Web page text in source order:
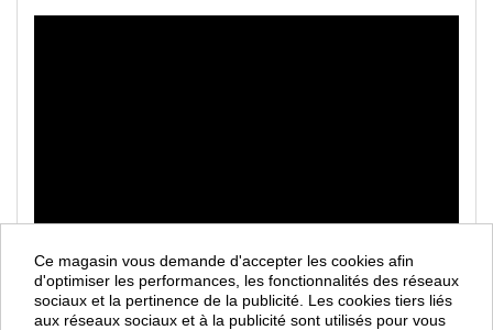
Ce magasin vous demande d'accepter les cookies afin
d'optimiser les performances, les fonctionnalités des réseaux
sociaux et la pertinence de la publicité. Les cookies tiers liés
aux réseaux sociaux et à la publicité sont utilisés pour vous